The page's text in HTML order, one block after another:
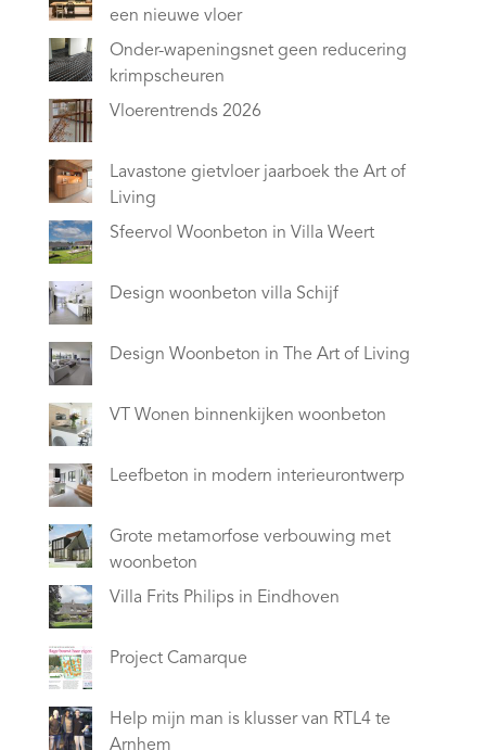
een nieuwe vloer
Onder-wapeningsnet geen reducering
krimpscheuren
Vloerentrends 2026
Lavastone gietvloer jaarboek the Art of
Living
Sfeervol Woonbeton in Villa Weert
Design woonbeton villa Schijf
Design Woonbeton in The Art of Living
VT Wonen binnenkijken woonbeton
Leefbeton in modern interieurontwerp
Grote metamorfose verbouwing met
woonbeton
Villa Frits Philips in Eindhoven
Project Camarque
Help mijn man is klusser van RTL4 te
Arnhem